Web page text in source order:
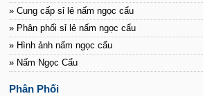
» Cung cấp sỉ lẻ nấm ngọc cẩu
» Phân phối sỉ lẻ nấm ngọc cẩu
» Hình ảnh nấm ngọc cẩu
» Nấm Ngọc Cẩu
Phân Phối